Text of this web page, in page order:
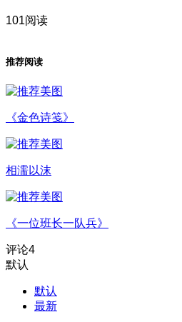
101阅读
推荐阅读
《金色诗笺》
相濡以沫
《一位班长一队兵》
评论4
默认
默认
最新